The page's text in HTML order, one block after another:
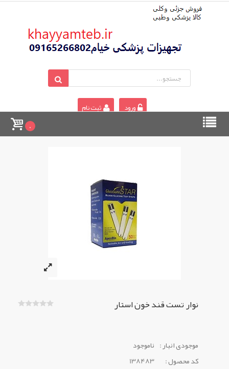
ورود ثبت نام
0
نوار تست قند خون استار
موجودی انبار : ناموجود
کد محصول :
138483